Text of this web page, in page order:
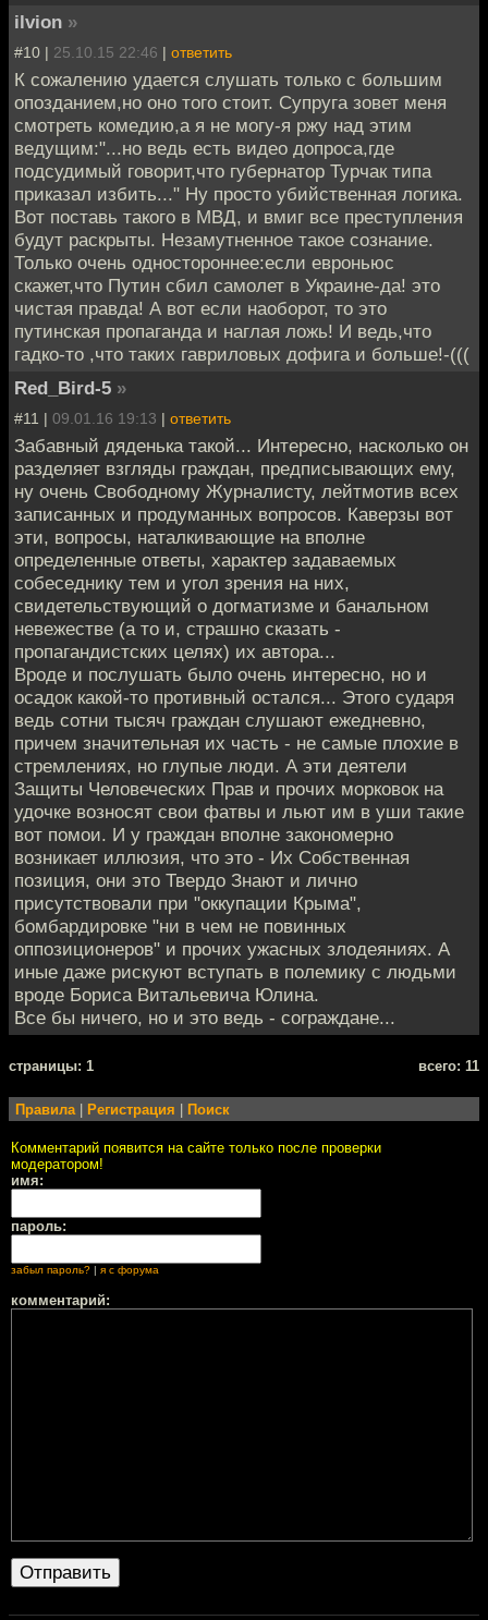
ilvion »
#10 | 25.10.15 22:46 | ответить
К сожалению удается слушать только с большим
опозданием,но оно того стоит. Супруга зовет меня
смотреть комедию,а я не могу-я ржу над этим
ведущим:"...но ведь есть видео допроса,где
подсудимый говорит,что губернатор Турчак типа
приказал избить..." Ну просто убийственная логика.
Вот поставь такого в МВД, и вмиг все преступления
будут раскрыты. Незамутненное такое сознание.
Только очень одностороннее:если евроньюс
скажет,что Путин сбил самолет в Украине-да! это
чистая правда! А вот если наоборот, то это
путинская пропаганда и наглая ложь! И ведь,что
гадко-то ,что таких гавриловых дофига и больше!-(((
Red_Bird-5 »
#11 | 09.01.16 19:13 | ответить
Забавный дяденька такой... Интересно, насколько он
разделяет взгляды граждан, предписывающих ему,
ну очень Свободному Журналисту, лейтмотив всех
записанных и продуманных вопросов. Каверзы вот
эти, вопросы, наталкивающие на вполне
определенные ответы, характер задаваемых
собеседнику тем и угол зрения на них,
свидетельствующий о догматизме и банальном
невежестве (а то и, страшно сказать -
пропагандистских целях) их автора...
Вроде и послушать было очень интересно, но и
осадок какой-то противный остался... Этого сударя
ведь сотни тысяч граждан слушают ежедневно,
причем значительная их часть - не самые плохие в
стремлениях, но глупые люди. А эти деятели
Защиты Человеческих Прав и прочих морковок на
удочке возносят свои фатвы и льют им в уши такие
вот помои. И у граждан вполне закономерно
возникает иллюзия, что это - Их Собственная
позиция, они это Твердо Знают и лично
присутствовали при "оккупации Крыма",
бомбардировке "ни в чем не повинных
оппозиционеров" и прочих ужасных злодеяниях. А
иные даже рискуют вступать в полемику с людьми
вроде Бориса Витальевича Юлина.
Все бы ничего, но и это ведь - сограждане...
cтраницы: 1 всего: 11
Правила| Регистрация Поиск
Комментарий появится на сайте только после проверки
модератором!
имя:
пароль:
забыл пароль? | я с форума
комментарий: